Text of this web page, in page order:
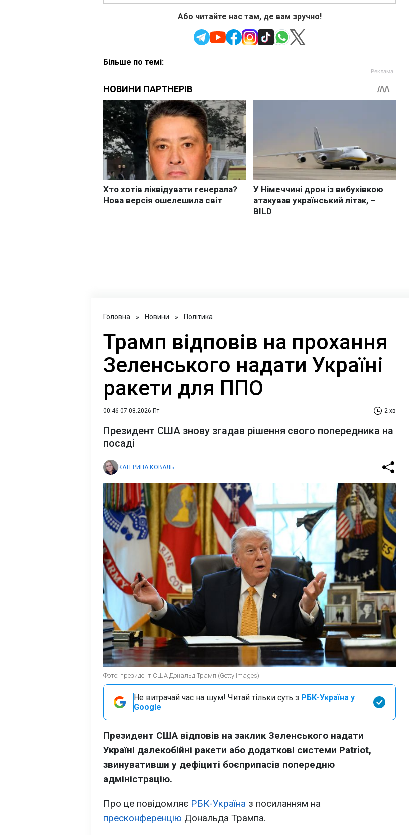
Або читайте нас там, де вам зручно!
Більше по темі:
Головна » Новини » Політика
Трамп відповів на прохання
Зеленського надати Україні
ракети для ППО
00:46 07.08.2026 Пт 2 хв
Президент США знову згадав рішення свого попередника на
посаді
КАТЕРИНА КОВАЛЬ
Фото: президент США Дональд Трамп (Getty Images)
Не витрачай час на шум! Читай тільки суть з РБК-Україна у
Google
Президент США відповів на заклик Зеленського надати
Україні далекобійні ракети або додаткові системи Patriot,
звинувативши у дефіциті боєприпасів попередню
адміністрацію.
Про це повідомляє РБК-Україна з посиланням на
пресконференцію Дональда Трампа.